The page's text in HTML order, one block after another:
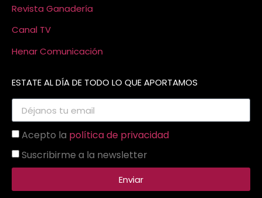
Revista Ganadería
Canal TV
Henar Comunicación
ESTATE AL DÍA DE TODO LO QUE APORTAMOS
Acepto la política de privacidad
Suscribirme a la newsletter
Enviar